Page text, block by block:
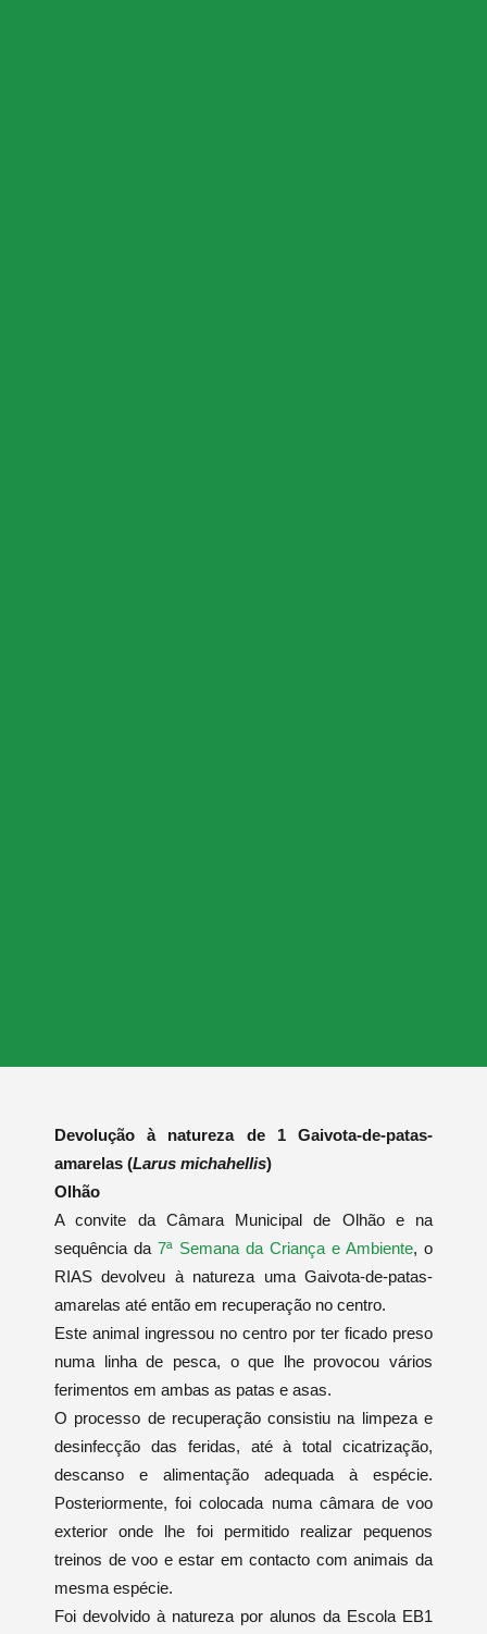
Devolução à natureza de 1 Gaivota-de-patas-
amarelas (Larus michahellis)
Olhão
A convite da Câmara Municipal de Olhão e na
sequência da 7ª Semana da Criança e Ambiente, o
RIAS devolveu à natureza uma Gaivota-de-patas-
amarelas até então em recuperação no centro.
Este animal ingressou no centro por ter ficado preso
numa linha de pesca, o que lhe provocou vários
ferimentos em ambas as patas e asas.
O processo de recuperação consistiu na limpeza e
desinfecção das feridas, até à total cicatrização,
descanso e alimentação adequada à espécie.
Posteriormente, foi colocada numa câmara de voo
exterior onde lhe foi permitido realizar pequenos
treinos de voo e estar em contacto com animais da
mesma espécie.
Foi devolvido à natureza por alunos da Escola EB1